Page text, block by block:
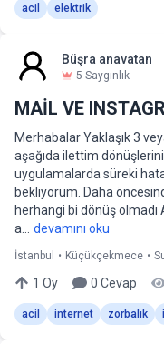
acil elektrik
Büşra anavatan
5 Saygınlık
MAİL VE
Merhabalar Yaklaşık 3
aşağıda ilettim
uygulamalarda süreki
bekliyorum. Daha
herhangi bi dönüş
a...
devamını oku
İstanbul • Küçükçekmece •
1 Oy 0 Cevap
acil internet zorbalık